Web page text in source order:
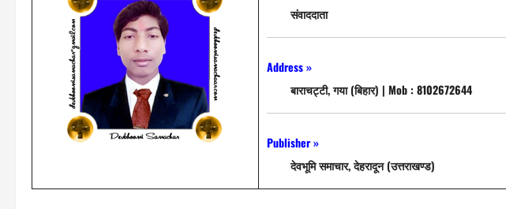
संवाददाता
Address »
बाराचट्टी, गया (बिहार) | Mob : 8102672644
Publisher »
देवभूमि समाचार, देहरादून (उत्तराखण्ड)